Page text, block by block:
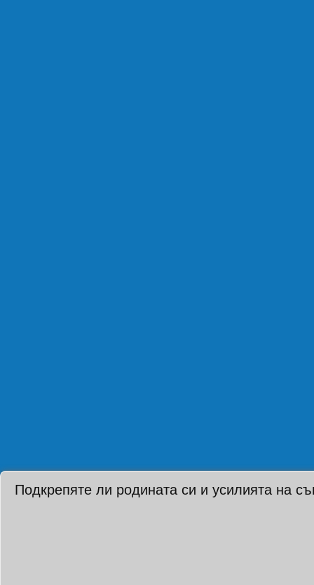
Подкрепяте ли родината си и усилията на